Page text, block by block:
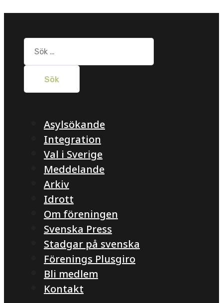
Sök
efter:
Asylsökande
Integration
Val i Sverige
Meddelande
Arkiv
Idrott
Om föreningen
Svenska Press
Stadgar på svenska
Förenings Plusgiro
Bli medlem
Kontakt